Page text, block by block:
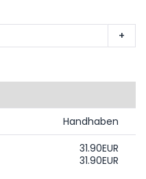
+
Handhaben
31.90EUR
31.90EUR